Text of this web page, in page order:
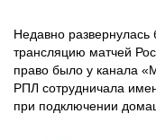
Недавно развернулась
трансляцию матчей
право было у канала
РПЛ сотрудничала
при подключении